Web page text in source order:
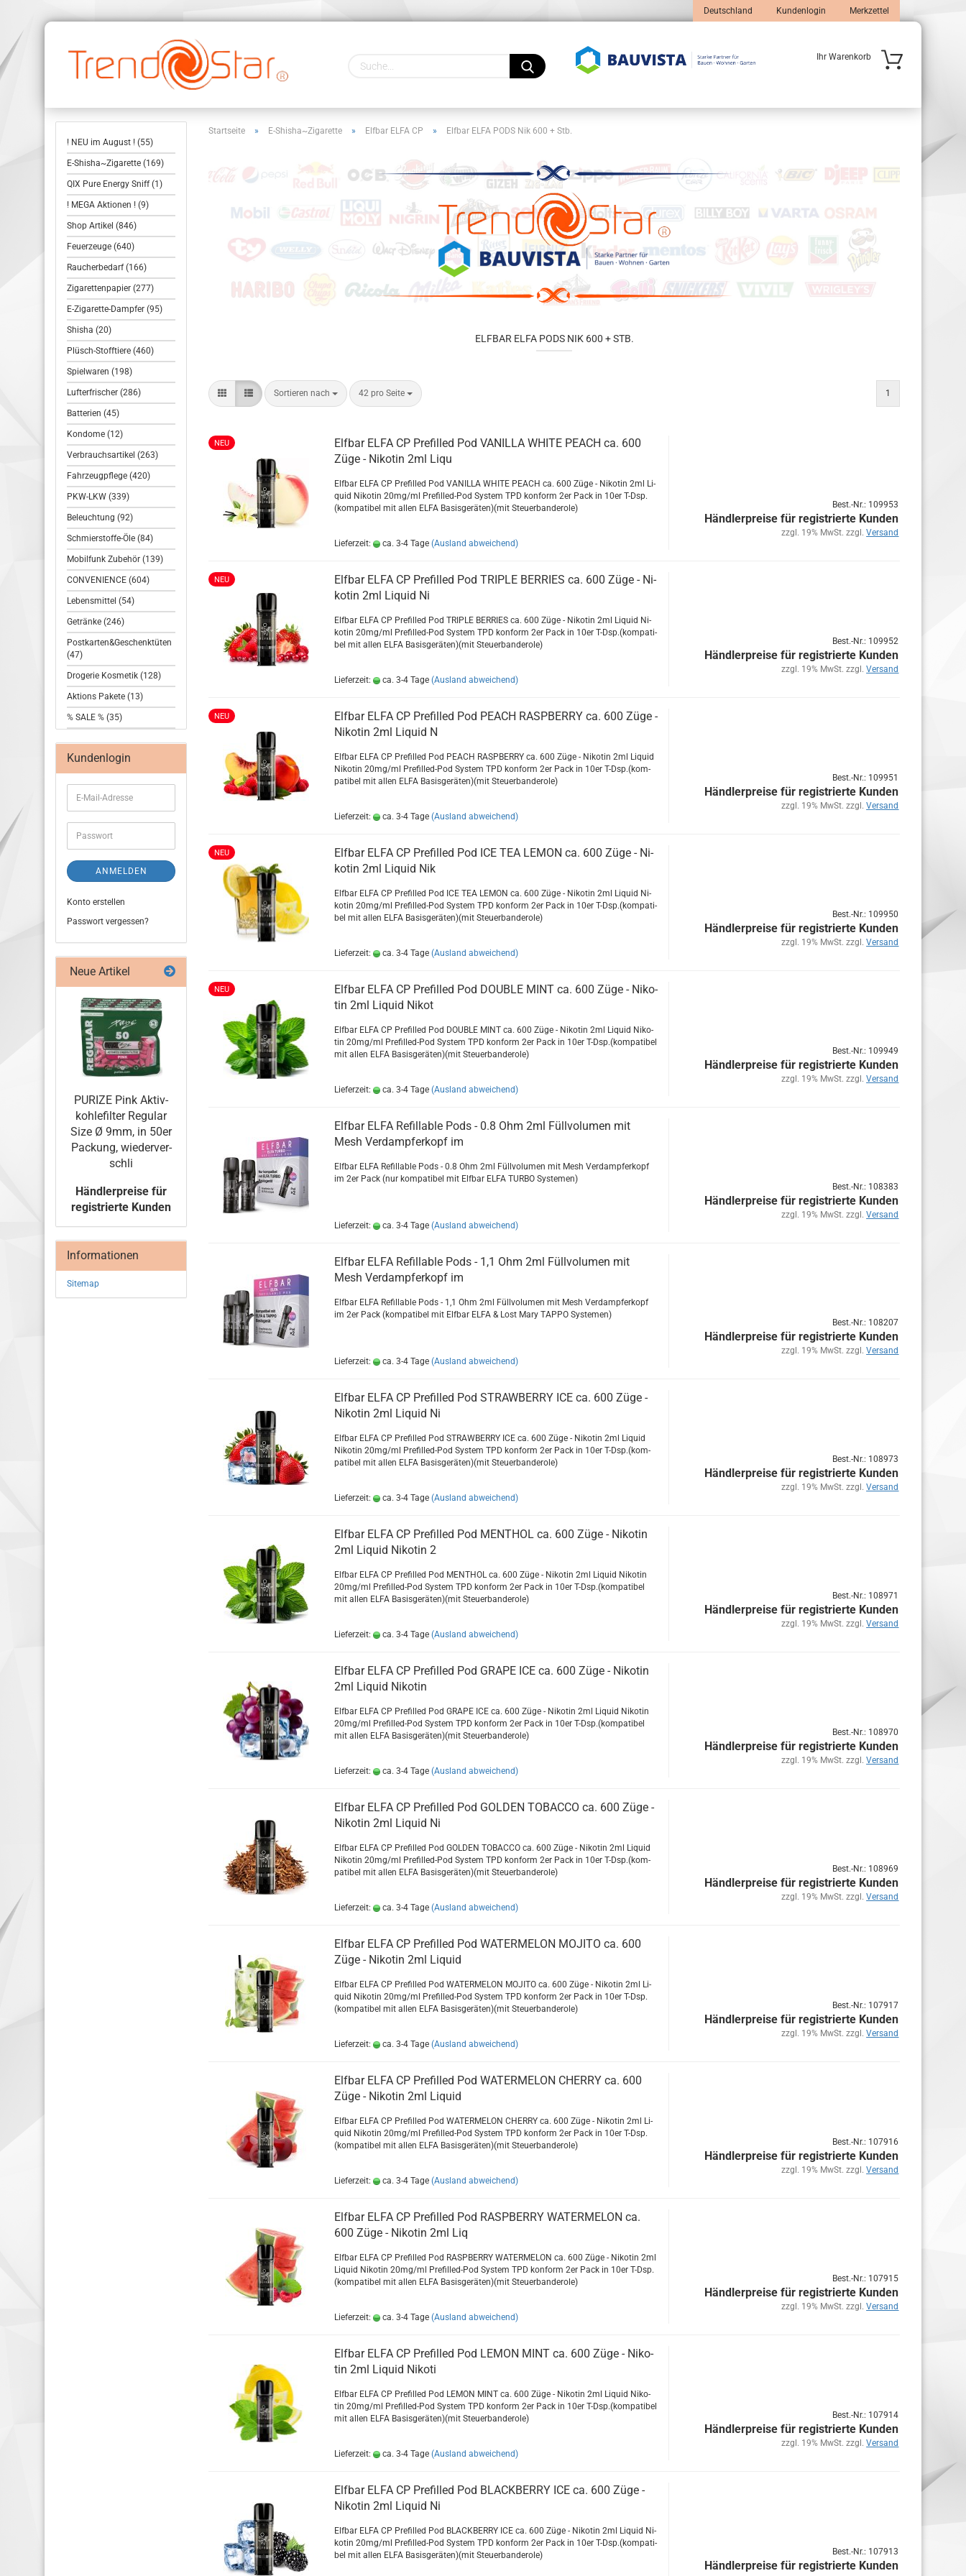
Deutschland Kundenlogin
Passwort vergessen?
Merkzettel
Ihr Warenkorb
Startseite » E-Shisha~Zigarette » Elfbar ELFA CP » Elfbar ELFA PODS Nik 600 + Stb.
ELFBAR ELFA PODS NIK 600 + STB.
Sortieren nach 42 pro Seite 1
NEU
Elf­bar ELFA CP Pre­fil­led Pod VA­NIL­LA WHITE PEACH ca. 600
Züge - Ni­ko­tin 2ml Liqu
Elf­bar ELFA CP Pre­fil­led Pod VA­NIL­LA WHITE PEACH ca. 600 Züge - Ni­ko­tin 2ml Li­
quid Ni­ko­tin 20mg/ml Prefilled-​Pod Sys­tem TPD kon­form 2er Pack in 10er T-Dsp.
(kom­pa­ti­bel mit allen ELFA Ba­sis­ge­rä­ten)(mit Steu­er­ban­de­ro­le)
Lieferzeit: ca. 3-4 Tage (Ausland abweichend)
Best.-Nr.: 109953
Händlerpreise für registrierte Kunden
zzgl. 19% MwSt. zzgl.Versand
NEU
Elf­bar ELFA CP Pre­fil­led Pod TRIP­LE BER­RIES ca. 600 Züge - Ni­
ko­tin 2ml Li­quid Ni
Elf­bar ELFA CP Pre­fil­led Pod TRIP­LE BER­RIES ca. 600 Züge - Ni­ko­tin 2ml Li­quid Ni­
ko­tin 20mg/ml Prefilled-​Pod Sys­tem TPD kon­form 2er Pack in 10er T-Dsp.(kom­pa­ti­
bel mit allen ELFA Ba­sis­ge­rä­ten)(mit Steu­er­ban­de­ro­le)
Lieferzeit: ca. 3-4 Tage (Ausland abweichend)
Best.-Nr.: 109952
Händlerpreise für registrierte Kunden
zzgl. 19% MwSt. zzgl.Versand
NEU
Elf­bar ELFA CP Pre­fil­led Pod PEACH RASPBER­RY ca. 600 Züge -
Ni­ko­tin 2ml Li­quid N
Elf­bar ELFA CP Pre­fil­led Pod PEACH RASPBER­RY ca. 600 Züge - Ni­ko­tin 2ml Li­quid
Ni­ko­tin 20mg/ml Prefilled-​Pod Sys­tem TPD kon­form 2er Pack in 10er T-Dsp.(kom­
pa­ti­bel mit allen ELFA Ba­sis­ge­rä­ten)(mit Steu­er­ban­de­ro­le)
Lieferzeit: ca. 3-4 Tage (Ausland abweichend)
Best.-Nr.: 109951
Händlerpreise für registrierte Kunden
zzgl. 19% MwSt. zzgl.Versand
NEU
Elf­bar ELFA CP Pre­fil­led Pod ICE TEA LEMON ca. 600 Züge - Ni­
ko­tin 2ml Li­quid Nik
Elf­bar ELFA CP Pre­fil­led Pod ICE TEA LEMON ca. 600 Züge - Ni­ko­tin 2ml Li­quid Ni­
ko­tin 20mg/ml Prefilled-​Pod Sys­tem TPD kon­form 2er Pack in 10er T-Dsp.(kom­pa­ti­
bel mit allen ELFA Ba­sis­ge­rä­ten)(mit Steu­er­ban­de­ro­le)
Lieferzeit: ca. 3-4 Tage (Ausland abweichend)
Best.-Nr.: 109950
Händlerpreise für registrierte Kunden
zzgl. 19% MwSt. zzgl.Versand
NEU
Elf­bar ELFA CP Pre­fil­led Pod DOU­BLE MINT ca. 600 Züge - Ni­ko­
tin 2ml Li­quid Nikot
Elf­bar ELFA CP Pre­fil­led Pod DOU­BLE MINT ca. 600 Züge - Ni­ko­tin 2ml Li­quid Ni­ko­
tin 20mg/ml Prefilled-​Pod Sys­tem TPD kon­form 2er Pack in 10er T-Dsp.(kom­pa­ti­bel
mit allen ELFA Ba­sis­ge­rä­ten)(mit Steu­er­ban­de­ro­le)
Lieferzeit: ca. 3-4 Tage (Ausland abweichend)
Best.-Nr.: 109949
Händlerpreise für registrierte Kunden
zzgl. 19% MwSt. zzgl.Versand
Elf­bar ELFA Re­fill­able Pods - 0.8 Ohm 2ml Füll­vo­lu­men mit
Mesh Ver­damp­fer­kopf im
Elf­bar ELFA Re­fill­able Pods - 0.8 Ohm 2ml Füll­vo­lu­men mit Mesh Ver­damp­fer­kopf
im 2er Pack (nur kom­pa­ti­bel mit Elf­bar ELFA TURBO Sys­te­men)
Lieferzeit: ca. 3-4 Tage (Ausland abweichend)
Best.-Nr.: 108383
Händlerpreise für registrierte Kunden
zzgl. 19% MwSt. zzgl.Versand
Elf­bar ELFA Re­fill­able Pods - 1,1 Ohm 2ml Füll­vo­lu­men mit
Mesh Ver­damp­fer­kopf im
Elf­bar ELFA Re­fill­able Pods - 1,1 Ohm 2ml Füll­vo­lu­men mit Mesh Ver­damp­fer­kopf
im 2er Pack (kom­pa­ti­bel mit Elf­bar ELFA & Lost Mary TAPPO Sys­te­men)
Lieferzeit: ca. 3-4 Tage (Ausland abweichend)
Best.-Nr.: 108207
Händlerpreise für registrierte Kunden
zzgl. 19% MwSt. zzgl.Versand
Elf­bar ELFA CP Pre­fil­led Pod STRAW­BER­RY ICE ca. 600 Züge -
Ni­ko­tin 2ml Li­quid Ni
Elf­bar ELFA CP Pre­fil­led Pod STRAW­BER­RY ICE ca. 600 Züge - Ni­ko­tin 2ml Li­quid
Ni­ko­tin 20mg/ml Prefilled-​Pod Sys­tem TPD kon­form 2er Pack in 10er T-Dsp.(kom­
pa­ti­bel mit allen ELFA Ba­sis­ge­rä­ten)(mit Steu­er­ban­de­ro­le)
Lieferzeit: ca. 3-4 Tage (Ausland abweichend)
Best.-Nr.: 108973
Händlerpreise für registrierte Kunden
zzgl. 19% MwSt. zzgl.Versand
Elf­bar ELFA CP Pre­fil­led Pod MEN­THOL ca. 600 Züge - Ni­ko­tin
2ml Li­quid Ni­ko­tin 2
Elf­bar ELFA CP Pre­fil­led Pod MEN­THOL ca. 600 Züge - Ni­ko­tin 2ml Li­quid Ni­ko­tin
20mg/ml Prefilled-​Pod Sys­tem TPD kon­form 2er Pack in 10er T-Dsp.(kom­pa­ti­bel
mit allen ELFA Ba­sis­ge­rä­ten)(mit Steu­er­ban­de­ro­le)
Lieferzeit: ca. 3-4 Tage (Ausland abweichend)
Best.-Nr.: 108971
Händlerpreise für registrierte Kunden
zzgl. 19% MwSt. zzgl.Versand
Elf­bar ELFA CP Pre­fil­led Pod GRAPE ICE ca. 600 Züge - Ni­ko­tin
2ml Li­quid Ni­ko­tin
Elf­bar ELFA CP Pre­fil­led Pod GRAPE ICE ca. 600 Züge - Ni­ko­tin 2ml Li­quid Ni­ko­tin
20mg/ml Prefilled-​Pod Sys­tem TPD kon­form 2er Pack in 10er T-Dsp.(kom­pa­ti­bel
mit allen ELFA Ba­sis­ge­rä­ten)(mit Steu­er­ban­de­ro­le)
Lieferzeit: ca. 3-4 Tage (Ausland abweichend)
Best.-Nr.: 108970
Händlerpreise für registrierte Kunden
zzgl. 19% MwSt. zzgl.Versand
Elf­bar ELFA CP Pre­fil­led Pod GOL­DEN TO­BAC­CO ca. 600 Züge -
Ni­ko­tin 2ml Li­quid Ni
Elf­bar ELFA CP Pre­fil­led Pod GOL­DEN TO­BAC­CO ca. 600 Züge - Ni­ko­tin 2ml Li­quid
Ni­ko­tin 20mg/ml Prefilled-​Pod Sys­tem TPD kon­form 2er Pack in 10er T-Dsp.(kom­
pa­ti­bel mit allen ELFA Ba­sis­ge­rä­ten)(mit Steu­er­ban­de­ro­le)
Lieferzeit: ca. 3-4 Tage (Ausland abweichend)
Best.-Nr.: 108969
Händlerpreise für registrierte Kunden
zzgl. 19% MwSt. zzgl.Versand
Elf­bar ELFA CP Pre­fil­led Pod WA­TER­ME­LON MO­JI­TO ca. 600
Züge - Ni­ko­tin 2ml Li­quid
Elf­bar ELFA CP Pre­fil­led Pod WA­TER­ME­LON MO­JI­TO ca. 600 Züge - Ni­ko­tin 2ml Li­
quid Ni­ko­tin 20mg/ml Prefilled-​Pod Sys­tem TPD kon­form 2er Pack in 10er T-Dsp.
(kom­pa­ti­bel mit allen ELFA Ba­sis­ge­rä­ten)(mit Steu­er­ban­de­ro­le)
Lieferzeit: ca. 3-4 Tage (Ausland abweichend)
Best.-Nr.: 107917
Händlerpreise für registrierte Kunden
zzgl. 19% MwSt. zzgl.Versand
Elf­bar ELFA CP Pre­fil­led Pod WA­TER­ME­LON CHER­RY ca. 600
Züge - Ni­ko­tin 2ml Li­quid
Elf­bar ELFA CP Pre­fil­led Pod WA­TER­ME­LON CHER­RY ca. 600 Züge - Ni­ko­tin 2ml Li­
quid Ni­ko­tin 20mg/ml Prefilled-​Pod Sys­tem TPD kon­form 2er Pack in 10er T-Dsp.
(kom­pa­ti­bel mit allen ELFA Ba­sis­ge­rä­ten)(mit Steu­er­ban­de­ro­le)
Lieferzeit: ca. 3-4 Tage (Ausland abweichend)
Best.-Nr.: 107916
Händlerpreise für registrierte Kunden
zzgl. 19% MwSt. zzgl.Versand
Elf­bar ELFA CP Pre­fil­led Pod RASPBER­RY WA­TER­ME­LON ca.
600 Züge - Ni­ko­tin 2ml Liq
Elf­bar ELFA CP Pre­fil­led Pod RASPBER­RY WA­TER­ME­LON ca. 600 Züge - Ni­ko­tin 2ml
Li­quid Ni­ko­tin 20mg/ml Prefilled-​Pod Sys­tem TPD kon­form 2er Pack in 10er T-Dsp.
(kom­pa­ti­bel mit allen ELFA Ba­sis­ge­rä­ten)(mit Steu­er­ban­de­ro­le)
Lieferzeit: ca. 3-4 Tage (Ausland abweichend)
Best.-Nr.: 107915
Händlerpreise für registrierte Kunden
zzgl. 19% MwSt. zzgl.Versand
Elf­bar ELFA CP Pre­fil­led Pod LEMON MINT ca. 600 Züge - Ni­ko­
tin 2ml Li­quid Ni­ko­ti
Elf­bar ELFA CP Pre­fil­led Pod LEMON MINT ca. 600 Züge - Ni­ko­tin 2ml Li­quid Ni­ko­
tin 20mg/ml Prefilled-​Pod Sys­tem TPD kon­form 2er Pack in 10er T-Dsp.(kom­pa­ti­bel
mit allen ELFA Ba­sis­ge­rä­ten)(mit Steu­er­ban­de­ro­le)
Lieferzeit: ca. 3-4 Tage (Ausland abweichend)
Best.-Nr.: 107914
Händlerpreise für registrierte Kunden
zzgl. 19% MwSt. zzgl.Versand
Elf­bar ELFA CP Pre­fil­led Pod BLACK­BER­RY ICE ca. 600 Züge -
Ni­ko­tin 2ml Li­quid Ni
Elf­bar ELFA CP Pre­fil­led Pod BLACK­BER­RY ICE ca. 600 Züge - Ni­ko­tin 2ml Li­quid Ni­
ko­tin 20mg/ml Prefilled-​Pod Sys­tem TPD kon­form 2er Pack in 10er T-Dsp.(kom­pa­ti­
bel mit allen ELFA Ba­sis­ge­rä­ten)(mit Steu­er­ban­de­ro­le)
Best.-Nr.: 107913
Händlerpreise für registrierte Kunden
! NEU im August ! (55)
E-Shisha~Zigarette (169)
QIX Pure Energy Sniff (1)
! MEGA Aktionen ! (9)
Shop Artikel (846)
Feuerzeuge (640)
Raucherbedarf (166)
Zigarettenpapier (277)
E-Zigarette-Dampfer (95)
Shisha (20)
Plüsch-Stofftiere (460)
Spielwaren (198)
Lufterfrischer (286)
Batterien (45)
Kondome (12)
Verbrauchsartikel (263)
Fahrzeugpflege (420)
PKW-LKW (339)
Beleuchtung (92)
Schmierstoffe-Öle (84)
Mobilfunk Zubehör (139)
CONVENIENCE (604)
Lebensmittel (54)
Getränke (246)
Postkarten&Geschenktüten
(47)
Drogerie Kosmetik (128)
Aktions Pakete (13)
% SALE % (35)
Kundenlogin
ANMELDEN
Konto erstellen
Passwort vergessen?
Neue Artikel
PU­RI­ZE Pink Ak­tiv­
koh­le­fil­ter Re­gu­lar
Size Ø 9mm, in 50er
Pa­ckung, wie­der­ver­
schli
Händlerpreise für
registrierte Kunden
Informationen
Sitemap